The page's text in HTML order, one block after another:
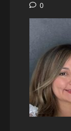
0